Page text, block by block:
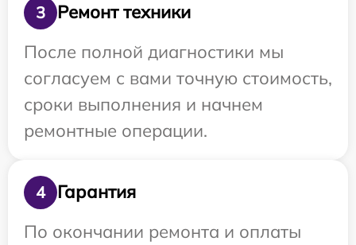
3
Ремонт техники
После полной диагностики мы
согласуем с вами точную стоимость,
сроки выполнения и начнем
ремонтные операции.
4
Гарантия
По окончании ремонта и оплаты